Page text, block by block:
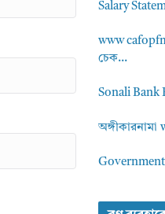
Salary
www
চেক...
Sonali Bank
Government